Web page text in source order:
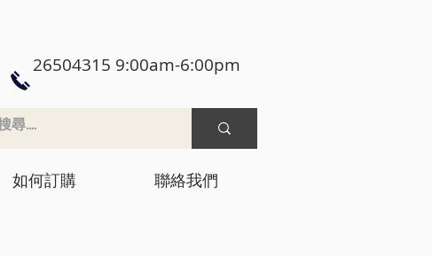
26504315 9:00am-6:00pm
如何訂購 聯絡我們